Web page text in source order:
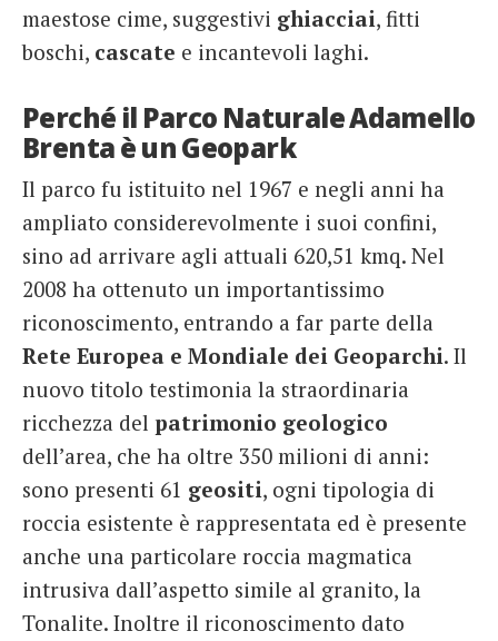
maestose cime, suggestivi ghiacciai, fitti
boschi, cascate e incantevoli laghi.
Perché il Parco Naturale Adamello
Brenta è un Geopark
Il parco fu istituito nel 1967 e negli anni ha
ampliato considerevolmente i suoi confini,
sino ad arrivare agli attuali 620,51 kmq. Nel
2008 ha ottenuto un importantissimo
riconoscimento, entrando a far parte della
Rete Europea e Mondiale dei Geoparchi. Il
nuovo titolo testimonia la straordinaria
ricchezza del patrimonio geologico
dell’area, che ha oltre 350 milioni di anni:
sono presenti 61 geositi, ogni tipologia di
roccia esistente è rappresentata ed è presente
anche una particolare roccia magmatica
intrusiva dall’aspetto simile al granito, la
Tonalite. Inoltre il riconoscimento dato